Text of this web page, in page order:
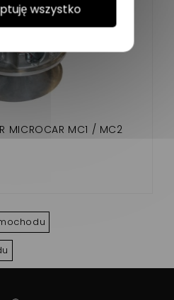
MICROCAR MC1 / MC2
wszystko